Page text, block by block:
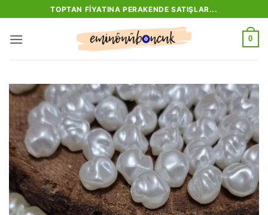
atla
TOPTAN FIYATINA PERAKENDE SATIŞLAR...
0